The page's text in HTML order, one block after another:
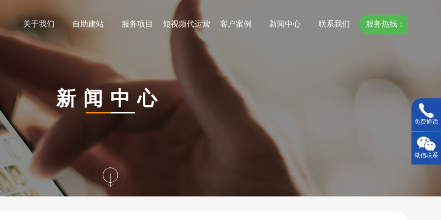
关于我们 自助建站 服务项目 短视频代运营 客户案例 新闻中心 联系我们 服务热线：
新闻中心
免费通话
微信联系